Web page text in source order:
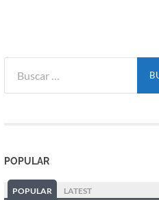
por:
POPULAR
POPULAR LATEST